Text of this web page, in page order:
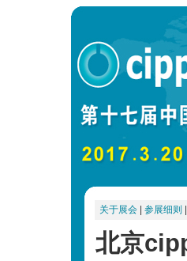
关于展会 参展细则
北京